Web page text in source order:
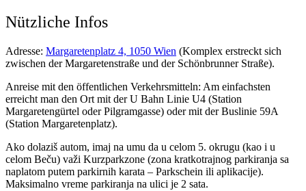
Nützliche Infos
Adresse: Margaretenplatz 4, 1050 Wien (Komplex erstreckt sich
zwischen der Margaretenstraße und der Schönbrunner Straße).
Anreise mit den öffentlichen Verkehrsmitteln: Am einfachsten
erreicht man den Ort mit der U Bahn Linie U4 (Station
Margaretengürtel oder Pilgramgasse) oder mit der Buslinie 59A
(Station Margaretenplatz).
Ako dolaziš autom, imaj na umu da u celom 5. okrugu (kao i u
celom Beču) važi Kurzparkzone (zona kratkotrajnog parkiranja sa
naplatom putem parkirnih karata – Parkschein ili aplikacije).
Maksimalno vreme parkiranja na ulici je 2 sata.